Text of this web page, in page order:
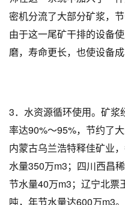
密机分流了大部分矿浆，
由于这一尾矿干排的设备
磨，寿命更长，也使设备成
3．水资源循环使用。矿浆
率达90%～95%，节约了
内蒙古乌兰浩特释佳矿业
水量350万m3；四川西昌
节水量40万m3；辽宁北票
吨，年节水量达600万m3。